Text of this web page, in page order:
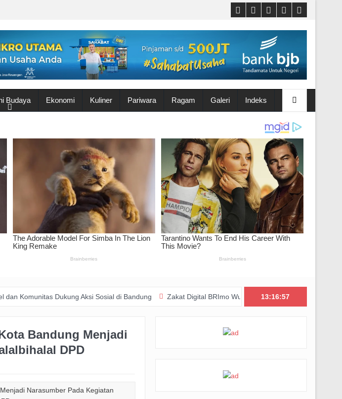
Budaya Ekonomi Kuliner Pariwara Ragam Galeri Indeks
Dukung Aksi Sosial di Bandung Zakat Digital BRImo Wujudkan Kepedulian, BAZNAS Jabar
13:16:58
Bandung Menjadi
DPD